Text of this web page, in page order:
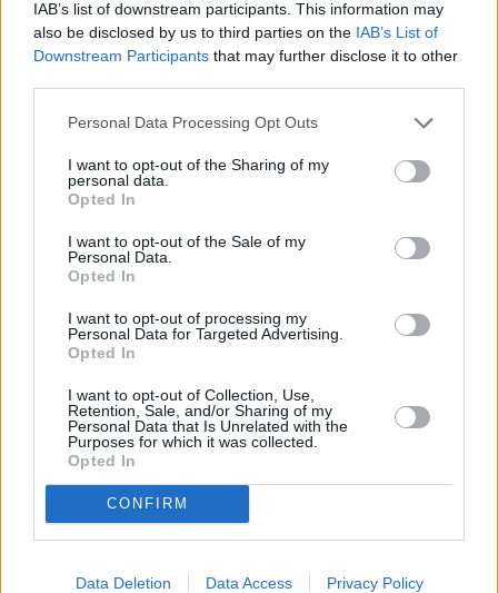
IAB’s list of downstream participants. This information may
also be disclosed by us to third parties on the IAB’s List of
Downstream Participants that may further disclose it to other
Personal Data Processing Opt Outs
I want to opt-out of the Sharing of my
personal data.
Opted In
I want to opt-out of the Sale of my
Personal Data.
Opted In
I want to opt-out of processing my
Personal Data for Targeted Advertising.
Opted In
I want to opt-out of Collection, Use,
Retention, Sale, and/or Sharing of my
Personal Data that Is Unrelated with the
Purposes for which it was collected.
Opted In
CONFIRM
Data Deletion Data Access Privacy Policy
aprendizaje desarrollado en las aulas y
reafirmando el compromiso de estas
escuelas con la conservación y
difusión del patrimonio musical y
cultural de Canarias.
Desde el Ayuntamiento de Teguise se
profesorado y familias, así como la
labor de quienes contribuyen cada año
a mantener vivas las tradiciones y la
La programación de muestras del Plan
Cultural continuará el próximo 10 de
Convento de Santo Domingo, con la
celebración de la Muestra de Danza,
Teatro y Lengua de Signos, una cita en
escenario el trabajo realizado durante
el curso en estas disciplinas artísticas y
formativas.
Escribir un comentario
Nombre